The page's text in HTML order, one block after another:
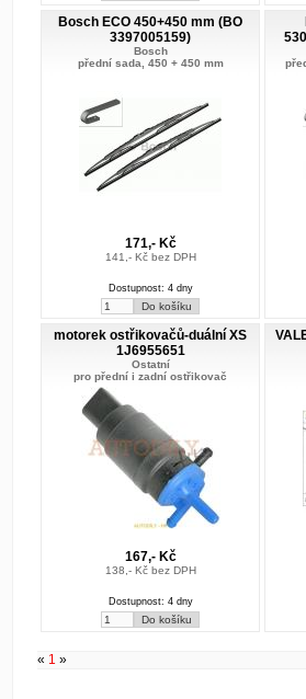
Bosch ECO 450+450 mm (BO
3397005159)
Bosch
přední sada, 450 + 450 mm
171,- Kč
141,- Kč bez DPH
Dostupnost: 4 dny
motorek ostřikovačů-duální XS
1J6955651
Ostatní
pro přední i zadní ostřikovač
167,- Kč
138,- Kč bez DPH
Dostupnost: 4 dny
« 1 »